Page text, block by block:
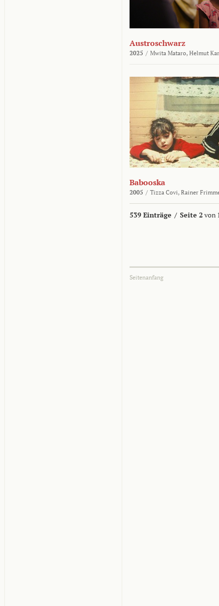
Austroschwarz
2025 / Mwita Mataro, Helmut
Babooska
2005 / Tizza Covi, Rainer
539 Einträge / Seite 2 von
Seitenanfang